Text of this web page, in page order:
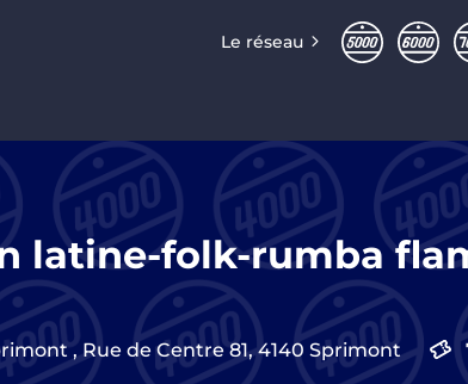
Le réseau
latine-folk-rumba
,Rue de Centre 81,4140 Sprimont